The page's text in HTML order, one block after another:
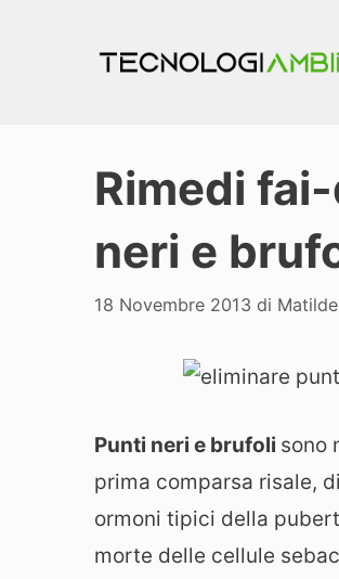
Rimedi
neri e
18 Novembre 2013 di
Punti neri e brufoli sono
prima comparsa risale,
ormoni tipici della
morte delle cellule